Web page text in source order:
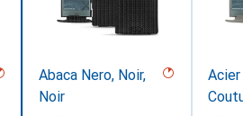
Abaca Nero, Noir,
Noir